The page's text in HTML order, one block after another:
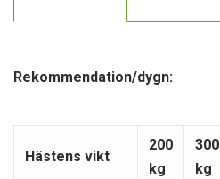
Rekommendation/dygn:
Hästens vikt
200
kg
300
kg